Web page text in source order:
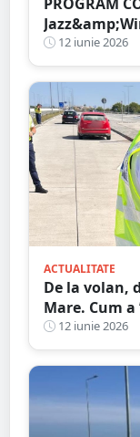
vinuri alese
Mare
12 iunie 2026
ACTUALITATE
De la volan,
Mare. Cum
12 iunie 2026